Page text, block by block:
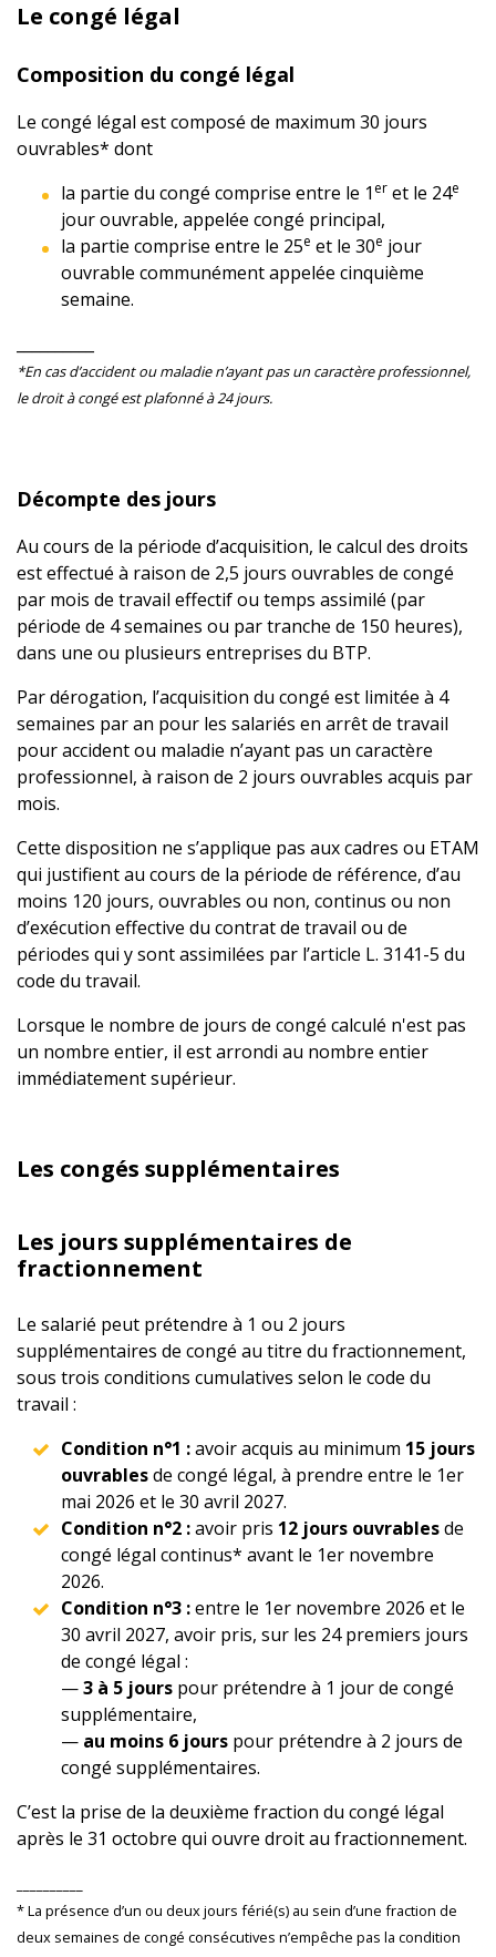
Le congé légal
Composition du congé légal
Le congé légal est composé de maximum 30 jours
ouvrables* dont
la partie du congé comprise entre le 1 er et le 24e
jour ouvrable, appelée congé principal,
la partie comprise entre le 25e et le 30e jour
ouvrable communément appelée cinquième
semaine.
*En cas d’accident ou maladie n’ayant pas un caractère professionnel,
le droit à congé est plafonné à 24 jours.
Décompte des jours
Au cours de la période d’acquisition, le calcul des droits
est effectué à raison de 2,5 jours ouvrables de congé
par mois de travail effectif ou temps assimilé (par
période de 4 semaines ou par tranche de 150 heures),
dans une ou plusieurs entreprises du BTP.
Par dérogation, l’acquisition du congé est limitée à 4
semaines par an pour les salariés en arrêt de travail
pour accident ou maladie n’ayant pas un caractère
professionnel, à raison de 2 jours ouvrables acquis par
mois.
Cette disposition ne s’applique pas aux cadres ou ETAM
qui justifient au cours de la période de référence, d’au
moins 120 jours, ouvrables ou non, continus ou non
d’exécution effective du contrat de travail ou de
périodes qui y sont assimilées par l’article L. 3141-5 du
code du travail.
Lorsque le nombre de jours de congé calculé n'est pas
un nombre entier, il est arrondi au nombre entier
immédiatement supérieur.
Les congés supplémentaires
Les jours supplémentaires de
fractionnement
Le salarié peut prétendre à 1 ou 2 jours
supplémentaires de congé au titre du fractionnement,
sous trois conditions cumulatives selon le code du
travail :
Condition n°1 :avoir acquis au minimum 15 jours
ouvrablesde congé légal, à prendre entre le 1er
mai 2026 et le 30 avril 2027.
Condition n°2 :avoir pris 12 jours ouvrablesde
congé légal continus* avant le 1er novembre
2026.
Condition n°3 :entre le 1er novembre 2026 et le
30 avril 2027, avoir pris, sur les 24 premiers jours
de congé légal :
—3 à 5 jours pour prétendre à 1 jour de congé
supplémentaire,
— au moins 6 jours pour prétendre à 2 jours de
congé supplémentaires.
C’est la prise de la deuxième fraction du congé légal
après le 31 octobre qui ouvre droit au fractionnement.
* La présence d’un ou deux jours férié(s) au sein d’une fraction de
deux semaines de congé consécutives n’empêche pas la condition